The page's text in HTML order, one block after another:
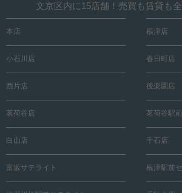
文京区内に15店舗！売買も賃貸も
本店 根津店
小石川店 春日町店
西片店 後楽園店
茗荷谷店 茗荷谷駅
白山店 千石店
富坂サテライト 根津駅前